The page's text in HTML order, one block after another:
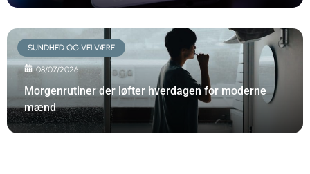
SUNDHED OG VELVÆRE
08/07/2026
Morgenrutiner der løfter hverdagen for moderne
mænd